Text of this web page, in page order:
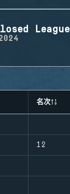
League
名次
12